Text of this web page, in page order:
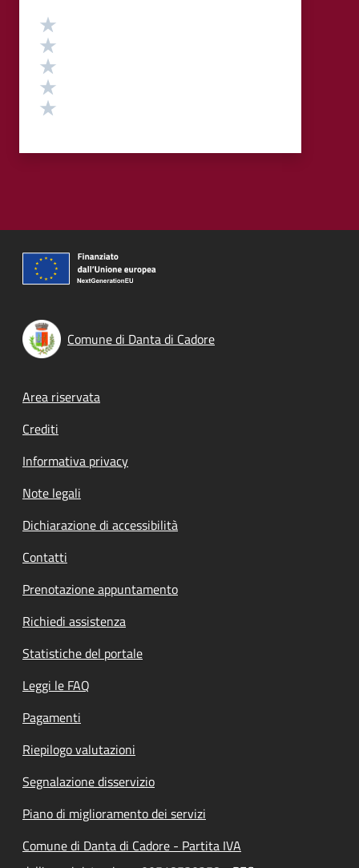
Valutazione
Comune di Danta di Cadore
Footer menu
Area riservata
Crediti
Informativa privacy
Note legali
Dichiarazione di accessibilità
Contatti
Prenotazione appuntamento
Richiedi assistenza
Statistiche del portale
Leggi le FAQ
Pagamenti
Riepilogo valutazioni
Segnalazione disservizio
Piano di miglioramento dei servizi
Comune di Danta di Cadore - Partita IVA